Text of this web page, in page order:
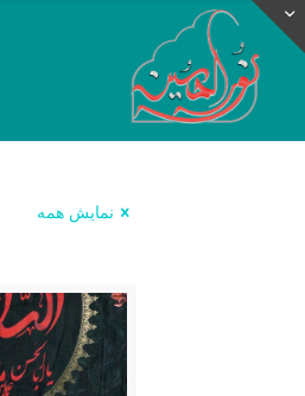
نمایش همه